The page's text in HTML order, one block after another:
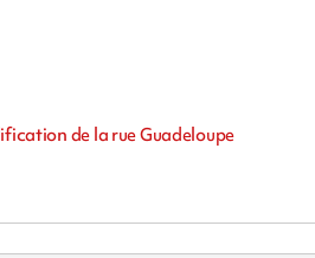
de la rue Guadeloupe